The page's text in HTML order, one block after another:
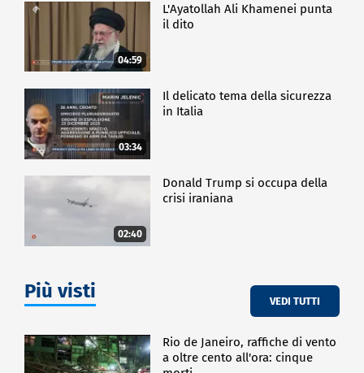
04:59
L'Ayatollah Ali Khamenei punta
il dito
03:34
Il delicato tema della sicurezza
in Italia
02:40
Donald Trump si occupa della
crisi iraniana
Più visti VEDI TUTTI
Rio de Janeiro, raffiche di vento
a oltre cento all'ora: cinque